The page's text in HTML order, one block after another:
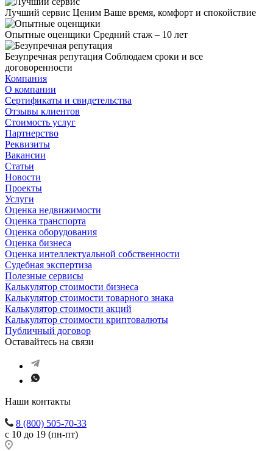
Лучший сервис Ценим Ваше время, комфорт и спокойствие
Опытные оценщики Средний стаж – 10 лет
Безупречная репутация Соблюдаем сроки и все
договоренности
Компания
О компании
Сертификаты и свидетельства
Отзывы клиентов
Стоимость услуг
Партнерство
Реквизиты
Вакансии
Статьи
Новости
Проекты
Услуги
Оценка недвижимости
Оценка транспорта
Оценка оборудования
Оценка бизнеса
Оценка интеллектуальной собственности
Судебная экспертиза
Полезные сервисы
Калькулятор стоимости бизнеса
Калькулятор стоимости товарного знака
Калькулятор стоимости акций
Калькулятор стоимости криптовалюты
Публичный договор
Оставайтесь на связи
Наши контакты
8 (800) 505-70-33
с 10 до 19 (пн-пт)